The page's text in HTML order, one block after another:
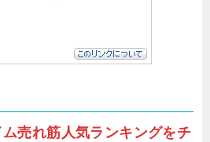
売れ筋人気ランキングをチ